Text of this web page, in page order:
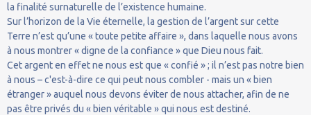
la finalité surnaturelle de l’existence humaine.
Sur l’horizon de la Vie éternelle, la gestion de l’argent sur cette
Terre n’est qu’une « toute petite affaire », dans laquelle nous avons
à nous montrer « digne de la confiance » que Dieu nous fait.
Cet argent en effet ne nous est que « confié » ; il n’est pas notre bien
à nous – c'est-à-dire ce qui peut nous combler - mais un « bien
étranger » auquel nous devons éviter de nous attacher, afin de ne
pas être privés du « bien véritable » qui nous est destiné.